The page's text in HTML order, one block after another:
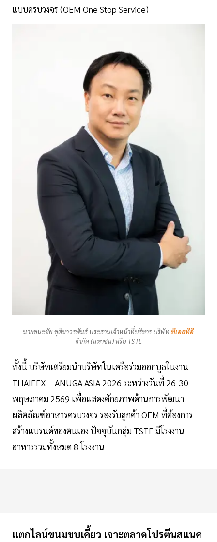
แบบครบวงจร (OEM One Stop Service)
นายชนะชัย ชุติมาวรพันธ์ ประธานเจ้าหน้าที่บริหาร บริษัท ทีเอสทีอี
จำกัด (มหาชน) หรือ TSTE
ทั้งนี้ บริษัทเตรียมนำบริษัทในเครือร่วมออกบูธในงาน
THAIFEX – ANUGA ASIA 2026 ระหว่างวันที่ 26-30
พฤษภาคม 2569 เพื่อแสดงศักยภาพด้านการพัฒนา
ผลิตภัณฑ์อาหารครบวงจร รองรับลูกค้า OEM ที่ต้องการ
สร้างแบรนด์ของตนเอง ปัจจุบันกลุ่ม TSTE มีโรงงาน
อาหารรวมทั้งหมด 8 โรงงาน
แตกไลน์ขนมขบเคี้ยว เจาะตลาดโปรตีนสแนค